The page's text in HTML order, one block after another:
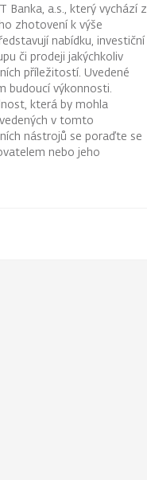
Banka, a.s., který vychází z
zhotovení k výše
nabídku, investiční
či prodeji jakýchkoliv
příležitostí. Uvedené
budoucí výkonnosti.
která by mohla
v tomto
nástrojů se poraďte se
nebo jeho